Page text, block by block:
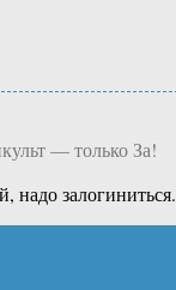
— только За!
надо залогиниться.